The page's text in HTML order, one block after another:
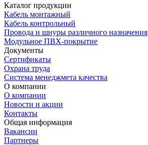
Каталог продукции
Кабель монтажный
Кабель контрольный
Провода и шнуры различного назначения
Модульное ПВХ-покрытие
Документы
Сертификаты
Охрана труда
Система менеджмета качества
О компании
О компании
Новости и акции
Контакты
Общая информация
Вакансии
Партнеры